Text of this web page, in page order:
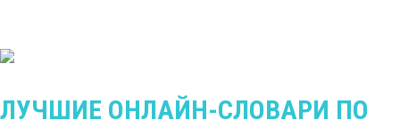
ЛУЧШИЕ ОНЛАЙН-СЛОВАРИ ПО